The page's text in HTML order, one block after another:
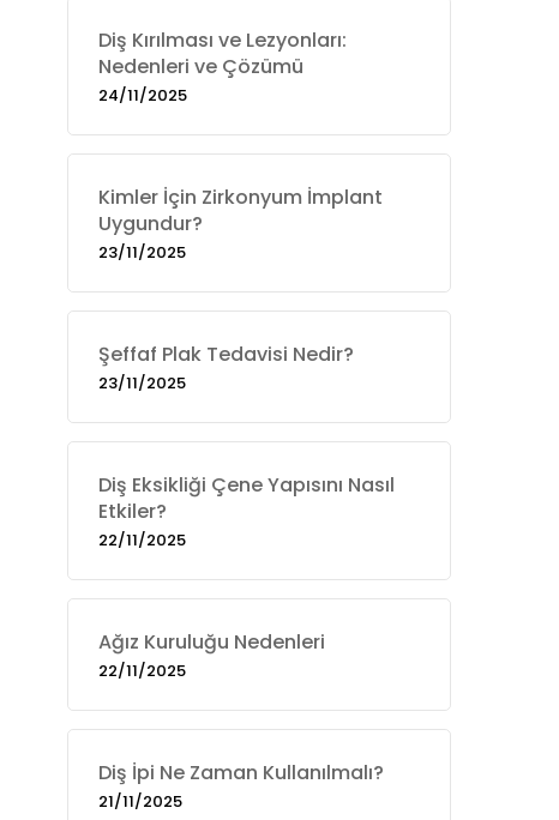
Diş Kırılması ve Lezyonları:
Nedenleri ve Çözümü
24/11/2025
Kimler İçin Zirkonyum İmplant
Uygundur?
23/11/2025
Şeffaf Plak Tedavisi Nedir?
23/11/2025
Diş Eksikliği Çene Yapısını Nasıl
Etkiler?
22/11/2025
Ağız Kuruluğu Nedenleri
22/11/2025
Diş İpi Ne Zaman Kullanılmalı?
21/11/2025